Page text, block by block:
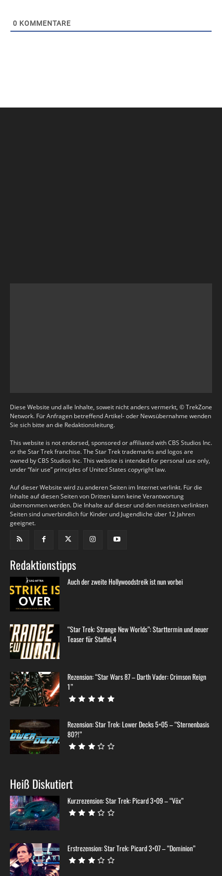
0 KOMMENTARE
Diese Website und alle Inhalte, soweit nicht anders vermerkt, © TrekZone
Network. Für Anfragen betreffend Artikel- oder Newsübernahme wenden
Sie sich bitte an die Redaktionsleitung.
This website is not endorsed, sponsored or affiliated with CBS Studios Inc.
or the Star Trek franchise. The Star Trek trademarks and logos are
owned by CBS Studios Inc. This website is intended for personal use only,
under “fair use” principles of United States copyright law.
Auf dieser Website wird zu anderen Seiten im Internet verlinkt. Für die
Inhalte auf diesen Seiten von Dritten kann keine Verantwortung
übernommen werden. Die Inhalte auf dieser und den meisten verlinkten
Seiten sind unverbindlich für Kinder und Jugendliche über 12 Jahren
geeignet.
Redaktionstipps
Auch der zweite Hollywoodstreik ist nun vorbei
“Star Trek: Strange New Worlds”: Starttermin und neuer
Teaser für Staffel 4
Rezension: “Star Wars 87 – Darth Vader: Crimson Reign
1”
Rezension: Star Trek: Lower Decks 5×05 – “Sternenbasis
80?!”
Heiß Diskutiert
Kurzrezension: Star Trek: Picard 3×09 – “Võx”
Erstrezension: Star Trek: Picard 3×07 – “Dominion”